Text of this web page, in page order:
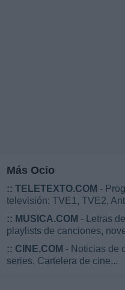
Más Ocio
:: TELETEXTO.COM -
televisión: TVE1, TVE2,
:: MUSICA.COM - Letras
playlists de canciones,
:: CINE.COM - Noticias de
series. Cartelera de cine...